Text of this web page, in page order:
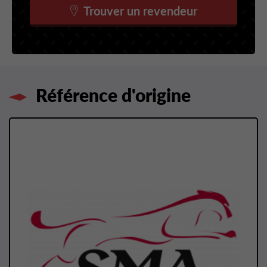
Trouver un revendeur
Référence d'origine